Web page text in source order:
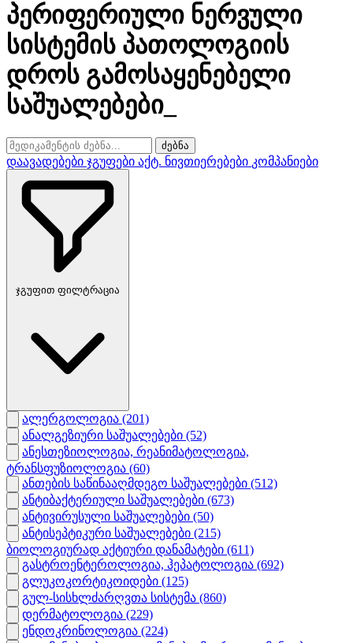
პერიფერიული ნერვული
სისტემის პათოლოგიის
დროს გამოსაყენებელი
საშუალებები_
ძებნა
დაავადებები ჯგუფები აქტ. ნივთიერებები კომპანიები
ჯგუფით ფილტრაცია
ალერგოლოგია (201)
ანალგეზიური საშუალებები (52)
ანესთეზიოლოგია, რეანიმატოლოგია,
ტრანსფუზიოლოგია (60)
ანთების საწინააღმდეგო საშუალებები (512)
ანტიბაქტერიული საშუალებები (673)
ანტივირუსული საშუალებები (50)
ანტისეპტიკური საშუალებები (215)
ბიოლოგიურად აქტიური დანამატები (611)
გასტროენტეროლოგია, ჰეპატოლოგია (692)
გლუკოკორტიკოიდები (125)
გულ-სისხლძარღვთა სისტემა (860)
დერმატოლოგია (229)
ენდოკრინოლოგია (224)